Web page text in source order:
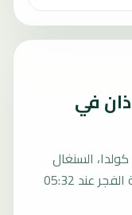
في
السنغال
حسب التوقيت المحلي، مع الصلاة القادمة الفجر عند 05:32